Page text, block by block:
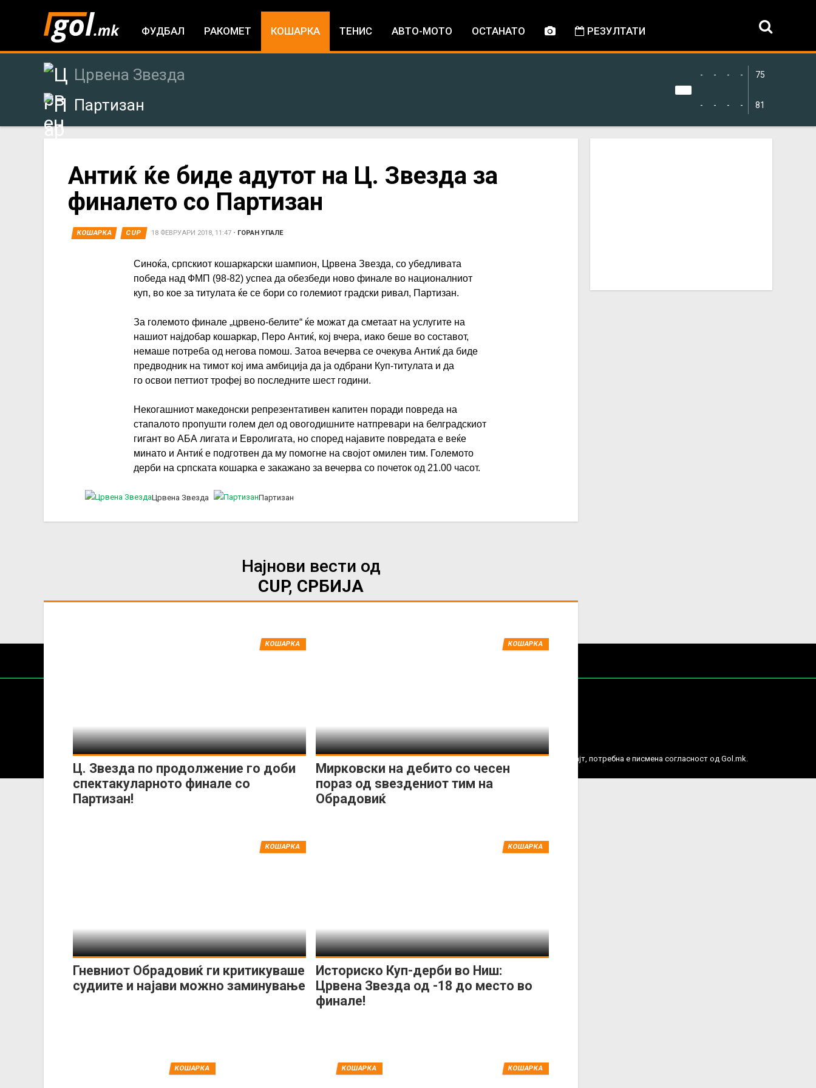
ФУДБАЛ РАКОМЕТ КОШАРКА ТЕНИС АВТО-МОТО ОСТАНАТО РЕЗУЛТАТИ
Црвена Звезда
Партизан
75
81
-
-
-
-
-
-
-
-
here
Антиќ ќе биде адутот на Ц. Звезда за
финалето со Партизан
КОШАРКА CUP 18 ФЕВРУАРИ 2018, 11:47 • ГОРАН УПАЛЕ
Синоќа, српскиот кошаркарски шампион, Црвена Звезда, со убедливата
победа над ФМП (98-82) успеа да обезбеди ново финале во националниот
куп, во кое за титулата ќе се бори со големиот градски ривал, Партизан.
За големото финале „црвено-белите“ ќе можат да сметаат на услугите на
нашиот најдобар кошаркар, Перо Антиќ, кој вчера, иако беше во составот,
немаше потреба од негова помош. Затоа вечерва се очекува Антиќ да биде
предводник на тимот кој има амбиција да ја одбрани Куп-титулата и да
го освои петтиот трофеј во последните шест години.
Некогашниот македонски репрезентативен капитен поради повреда на
стапалото пропушти голем дел од овогодишните натпревари на белградскиот
гигант во АБА лигата и Евролигата, но според најавите повредата е веќе
минато и Антиќ е подготвен да му помогне на својот омилен тим. Големото
дерби на српската кошарка е закажано за вечерва со почеток од 21.00 часот.
Црвена Звезда Партизан
Најнови вести од
CUP, СРБИЈА
Ц. Звезда по продолжение го доби
спектакуларното финале со
Партизан!
КОШАРКА
Мирковски на дебито со чесен
пораз од ѕвездениот тим на
Обрадовиќ
КОШАРКА
Гневниот Обрадовиќ ги критикуваше
судиите и најави можно заминување
КОШАРКА
Историско Куп-дерби во Ниш:
Црвена Звезда од -18 до место во
финале!
КОШАРКА
КОШАРКА КОШАРКА КОШАРКА
Содржините на Gol.mk се заштитени со Законот за авторското право и сродните права.
За секоја форма на распространување, репродукција или комерцијална употреба на текстови, фотографии или податоци од овој веб сајт, потребна е писмена согласност од Gol.mk.